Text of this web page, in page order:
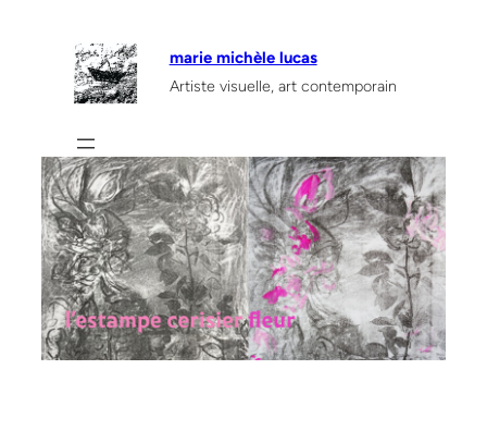
marie michèle lucas
Artiste visuelle, art contemporain